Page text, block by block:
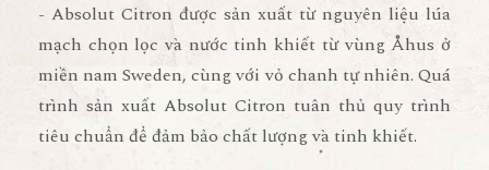
- Absolut Citron được sản xuất từ nguyên liệu lúa
mạch chọn lọc và nước tinh khiết từ vùng Åhus ở
miền nam Sweden, cùng với vỏ chanh tự nhiên. Quá
trình sản xuất Absolut Citron tuân thủ quy trình
tiêu chuẩn để đảm bảo chất lượng và tinh khiết.